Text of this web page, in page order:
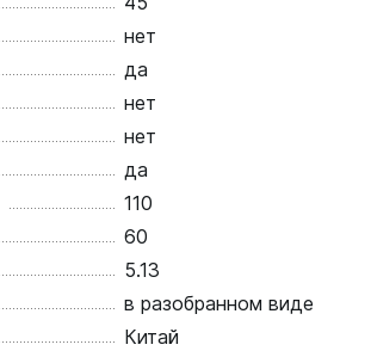
нет
да
нет
нет
да
110
60
5.13
в разобранном виде
Китай